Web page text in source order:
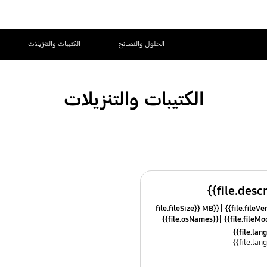
الحلول والنصائح الكتيبات والتنزيلات
الكتيبات والتنزيلات
{{file.fileSize}} MB
{{file.osNames}}